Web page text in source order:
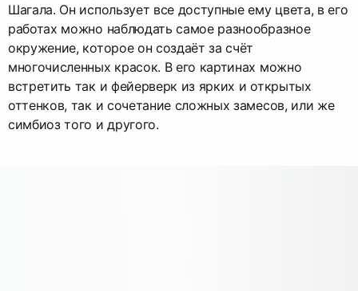
Шагала. Он использует все доступные ему цвета, в его
работах можно наблюдать самое разнообразное
окружение, которое он создаёт за счёт
многочисленных красок. В его картинах можно
встретить так и фейерверк из ярких и открытых
оттенков, так и сочетание сложных замесов, или же
симбиоз того и другого.